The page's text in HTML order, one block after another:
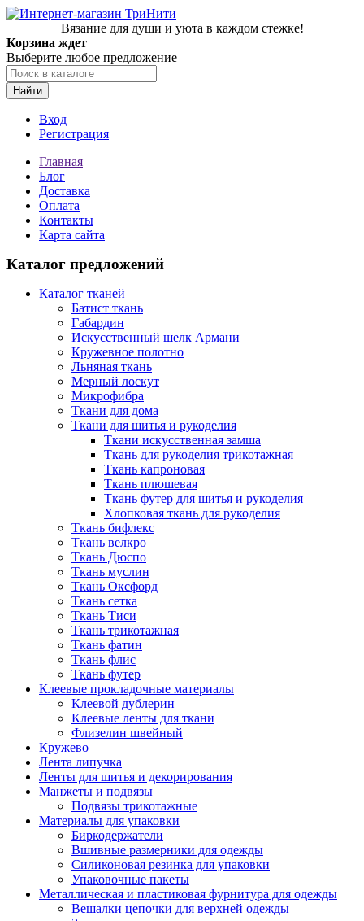
Вязание для души и уюта в каждом стежке!
Корзина ждет
Выберите любое предложение
Найти
Вход
Регистрация
Главная
Блог
Доставка
Оплата
Контакты
Карта сайта
Каталог предложений
Каталог тканей
Батист ткань
Габардин
Искусственный шелк Армани
Кружевное полотно
Льняная ткань
Мерный лоскут
Микрофибра
Ткани для дома
Ткани для шитья и рукоделия
Ткани искусственная замша
Ткань для рукоделия трикотажная
Ткань капроновая
Ткань плюшевая
Ткань футер для шитья и рукоделия
Хлопковая ткань для рукоделия
Ткань бифлекс
Ткань велкро
Ткань Дюспо
Ткань муслин
Ткань Оксфорд
Ткань сетка
Ткань Тиси
Ткань трикотажная
Ткань фатин
Ткань флис
Ткань футер
Клеевые прокладочные материалы
Клеевой дублерин
Клеевые ленты для ткани
Флизелин швейный
Кружево
Лента липучка
Ленты для шитья и декорирования
Манжеты и подвязы
Подвязы трикотажные
Материалы для упаковки
Биркодержатели
Вшивные размерники для одежды
Силиконовая резинка для упаковки
Упаковочные пакеты
Металлическая и пластиковая фурнитура для одежды
Вешалки цепочки для верхней одежды